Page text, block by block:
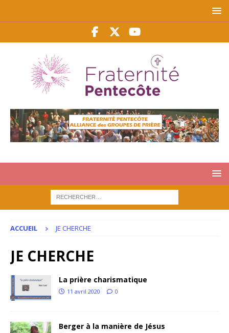
ACCUEIL JE CHERCHE
JE CHERCHE
La prière charismatique
11 avril 2020 0
Berger à la manière de Jésus